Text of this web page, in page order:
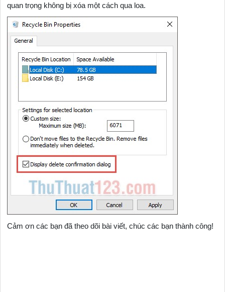
quan trọng không bị xóa một cách qua loa.
Cảm ơn các bạn đã theo dõi bài viết, chúc các bạn thành công!